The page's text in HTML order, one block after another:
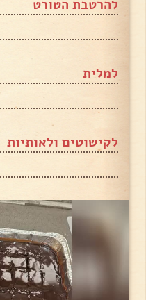
להרטבת הטורט
למלית
לקישוטים ולאותיות